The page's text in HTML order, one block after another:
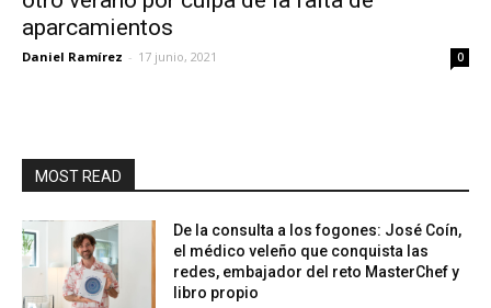
aparcamientos
Daniel Ramírez - 17 junio, 2021 0
MOST READ
De la consulta a los fogones: José Coín,
el médico veleño que conquista las
redes, embajador del reto MasterChef y
libro propio